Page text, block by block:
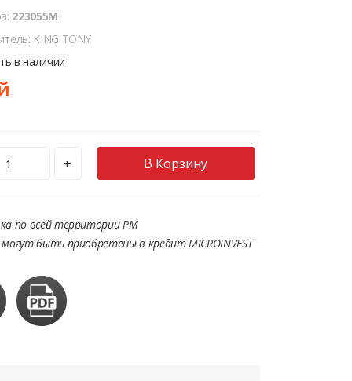
223055M
KING TONY
в наличии
+ В Корзину
по всей территории РМ
быть приобретены в кредит MICROINVEST